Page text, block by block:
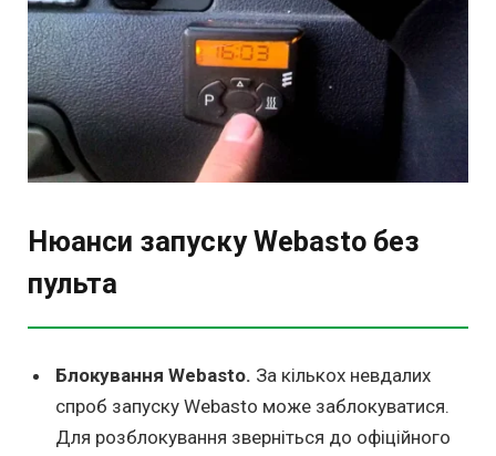
Нюанси запуску Webasto без
пульта
Блокування Webasto. За кількох невдалих
спроб запуску Webasto може заблокуватися.
Для розблокування зверніться до офіційного